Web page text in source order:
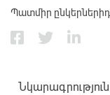
Պատմիր ընկերներիդ
Նկարագրություն